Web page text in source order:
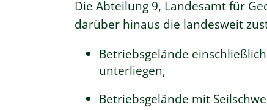
Die Abteilung 9, Landesamt für
darüber hinaus die landesweit
Betriebsgelände
unterliegen,
Betriebsgelände mit